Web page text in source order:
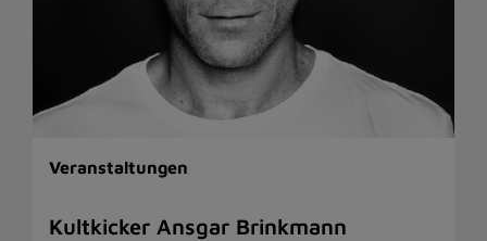
Veranstaltungen
Kultkicker Ansgar Brinkmann